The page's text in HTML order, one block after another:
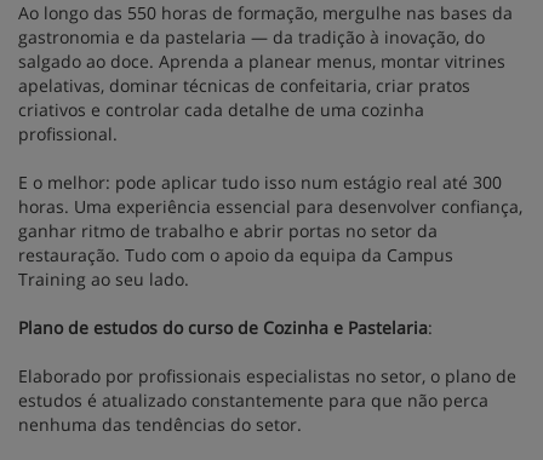
Ao longo das 550 horas de formação, mergulhe nas bases da
gastronomia e da pastelaria — da tradição à inovação, do
salgado ao doce. Aprenda a planear menus, montar vitrines
apelativas, dominar técnicas de confeitaria, criar pratos
criativos e controlar cada detalhe de uma cozinha
profissional.
E o melhor: pode aplicar tudo isso num estágio real até 300
horas. Uma experiência essencial para desenvolver confiança,
ganhar ritmo de trabalho e abrir portas no setor da
restauração. Tudo com o apoio da equipa da Campus
Training ao seu lado.
Plano de estudos do curso de Cozinha e Pastelaria:
Elaborado por profissionais especialistas no setor, o plano de
estudos é atualizado constantemente para que não perca
nenhuma das tendências do setor.